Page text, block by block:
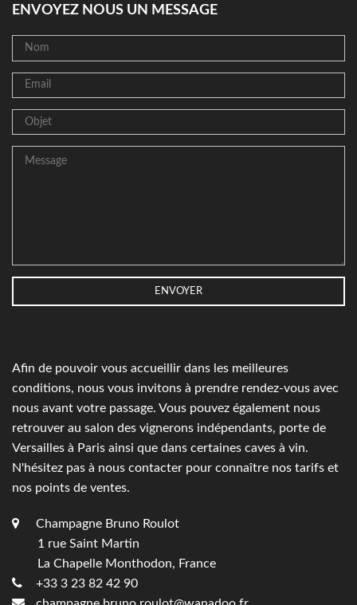
ENVOYEZ NOUS UN MESSAGE
Afin de pouvoir vous accueillir dans les meilleures
conditions, nous vous invitons à prendre rendez-vous avec
nous avant votre passage. Vous pouvez également nous
retrouver au salon des vignerons indépendants, porte de
Versailles à Paris ainsi que dans certaines caves à vin.
N'hésitez pas à nous contacter pour connaître nos tarifs et
nos points de ventes.
Champagne Bruno Roulot
1 rue Saint Martin
La Chapelle Monthodon, France
+33 3 23 82 42 90